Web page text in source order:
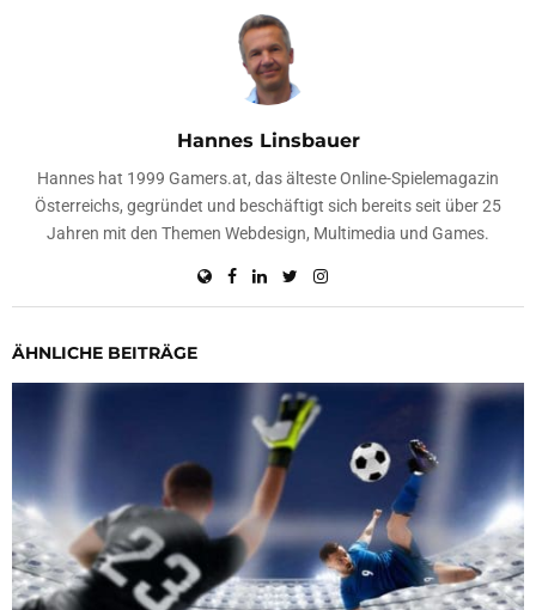
Hannes Linsbauer
Hannes hat 1999 Gamers.at, das älteste Online-Spielemagazin
Österreichs, gegründet und beschäftigt sich bereits seit über 25
Jahren mit den Themen Webdesign, Multimedia und Games.
ÄHNLICHE BEITRÄGE